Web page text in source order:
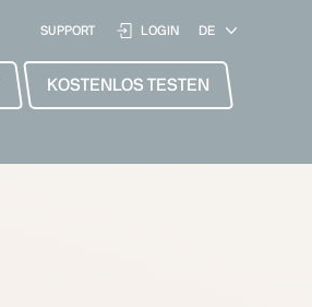
SUPPORT LOGIN
KOSTENLOS TESTEN